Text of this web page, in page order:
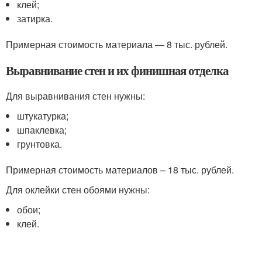
клей;
затирка.
Примерная стоимость материала — 8 тыс. рублей.
Выравнивание стен и их финишная отделка
Для выравнивания стен нужны:
штукатурка;
шпаклевка;
грунтовка.
Примерная стоимость материалов – 18 тыс. рублей.
Для оклейки стен обоями нужны:
обои;
клей.